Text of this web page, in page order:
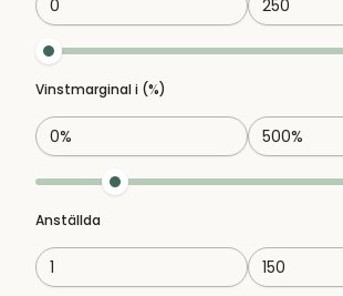
Vinstmarginal i (%)
Anställda